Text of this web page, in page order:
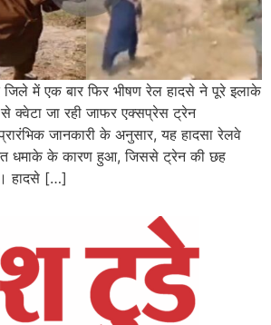
जिले में एक बार फिर भीषण रेल हादसे ने पूरे इलाके
क्वेटा जा रही जाफर एक्सप्रेस ट्रेन
जानकारी के अनुसार, यह हादसा रेलवे
धमाके के कारण हुआ, जिससे ट्रेन की छह
हादसे […]